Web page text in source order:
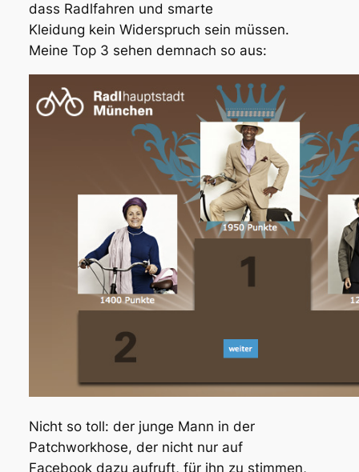
dass Radlfahren und smarte
Kleidung kein Widerspruch sein müssen.
Meine Top 3 sehen demnach so aus:
Nicht so toll: der junge Mann in der
Patchworkhose, der nicht nur auf
Facebook dazu aufruft, für ihn zu stimmen,